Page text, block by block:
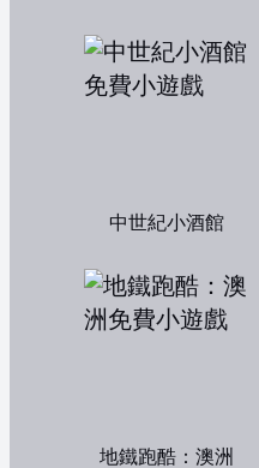
中世紀小酒館
地鐵跑酷：澳洲